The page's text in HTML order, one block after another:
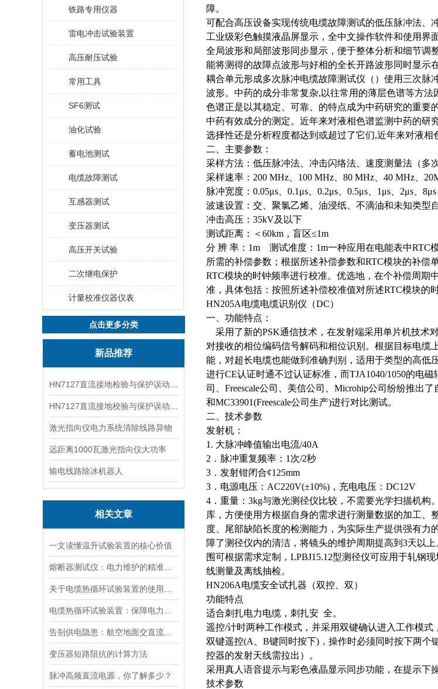
铁路专用仪器
雷电冲击试验装置
高压耐压试验
常用工具
SF6测试
油化试验
蓄电池测试
电缆故障测试
互感器测试
变压器测试
高压开关试验
二次继电保护
计量校准仪器仪表
点击更多分类
新品推荐
激光指向仪电力系统清除线路异物
远距离1000瓦激光指向仪大功率
输电线路除冰机器人
相关文章
一文读懂温升试验装置的核心价值
变压器短路阻抗的计算方法
脉冲高频直流电源，你了解多少？
障。
可配合高压设备实现传统电缆故障测试的低压脉冲法、
工业级彩色触摸液晶屏显示，全中文操作软件和使用界
全局波形和局部波形同步显示，便于整体分析和细节调整
能将测得的故障点波形与好相的全长开路波形同时显示
耦合单元形成多次脉冲电缆故障测试仪（）使用三次脉
波形。中药的成分非常复杂,以往常用的薄层色谱等方
色谱正是以其稳定、可靠、的特点成为中药研究的重要
中药有效成分的测定。近年来对液相色谱监测中药的研
选择性还是分析程度都达到或超过了它们,近年来对液相
二、主要参数：
采样方法：低压脉冲法、冲击闪络法、速度测量法（多
采样速率： 200 MHz 100 MHz 80 MHz 40 MHz
脉冲宽度： 0.05μs 0.1 μs 0.2μs 0.5μs 1 μs 2μs 8μs
波速设置：交、聚氯乙烯、油浸纸、不滴油和未知类型
冲击高压： 35kV及以下
测试距离：＜ 60km ，盲区≤1m
分 辨 率： 1m 测试准度： 1m一种应用在电能表中RTC
所需的补偿参数；根据所述补偿参数和RTC模块的补
RTC模块的时钟频率进行校准。优选地，在个补偿周期
准，具体包括：按照所述补偿校准值对所述RTC模块的
HN205A电缆电缆识别仪（DC）
一、功能特点：
采用了新的PSK通信技术，在发射端采用单片机技术
对接收的相位编码信号解码和相位识别。根据目标电
能，对超长电缆也能做到准确判别，适用于类型的高低
进行CE认证时通不过认证标准，而TJA1040/1050的电
司、Freescale公司、美信公司、Microhip公司纷纷推出
和MC33901(Freescale公司生产)进行对比测试。
二、技术参数
发射机：
1. 大脉冲峰值输出电流/40A
2．脉冲重复频率：1次/2秒
3．发射钳闭合¢125mm
3．电源电压：AC220V(±10%)，充电电压：DC12V
4．重量：3kg与激光测径仪比较，不需要光学扫描机
库，方便使用方根据自身的需求进行测量数据的加工
度、尾部缺陷长度的检测能力，为实际生产提供强有
障了测径仪内的清洁，将镜头的维护周期提高到3天以
围可根据需求定制，LPBJ15.12型测径仪可应用于轧钢
线测量及离线抽检。
HN206A电缆安全试扎器（双控、双）
功能特点
适合刺扎电力电缆，刺扎安 全。
遥控/计时两种工作模式，并采用双键确认进入工作模式
双键遥控(A、B键同时按下)，操作时必须同时按下两个
控器的发射天线需拉出）。
采用真人语音提示与彩色液晶显示同步功能，在提示下
技术参数